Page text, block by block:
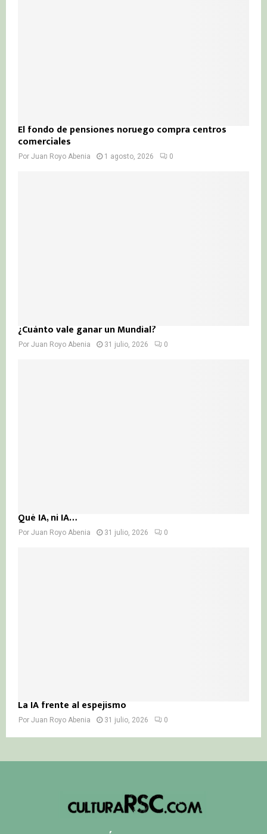
El fondo de pensiones noruego compra centros
comerciales
Por Juan Royo Abenia 1 agosto, 2026 0
¿Cuánto vale ganar un Mundial?
Por Juan Royo Abenia 31 julio, 2026 0
Qué IA, ni IA…
Por Juan Royo Abenia 31 julio, 2026 0
La IA frente al espejismo
Por Juan Royo Abenia 31 julio, 2026 0